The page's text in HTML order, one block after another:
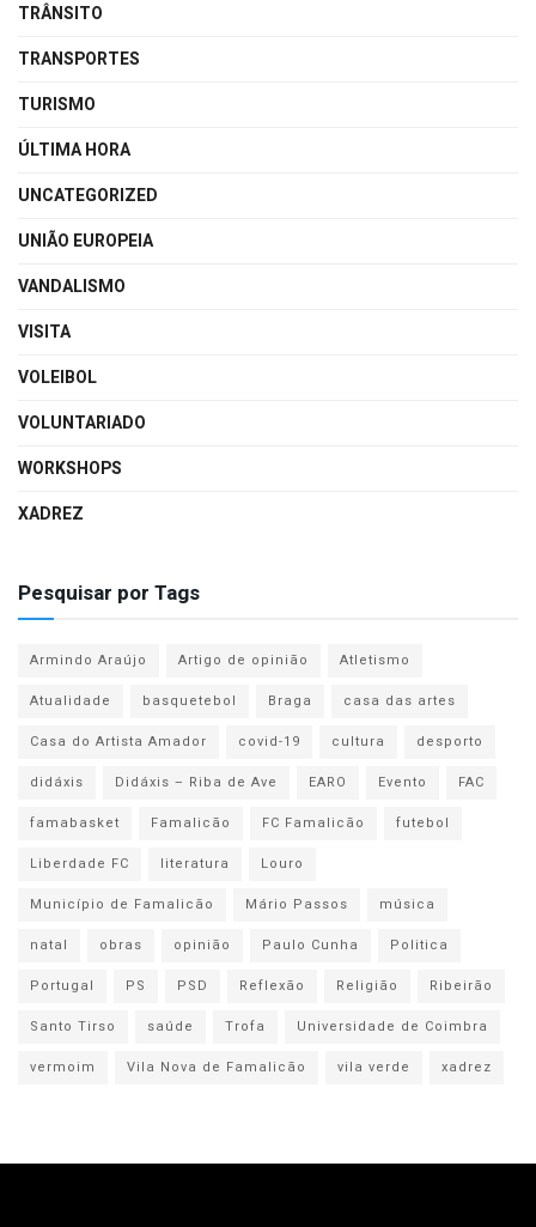
TRÂNSITO
TRANSPORTES
TURISMO
ÚLTIMA HORA
UNCATEGORIZED
UNIÃO EUROPEIA
VANDALISMO
VISITA
VOLEIBOL
VOLUNTARIADO
WORKSHOPS
XADREZ
Pesquisar por Tags
Armindo Araújo Artigo de opinião
Atletismo
Atualidade
basquetebol Braga
casa das artes
Casa do Artista Amador
covid-19 cultura
desporto
didáxis
Didáxis – Riba de Ave EARO Evento
FAC
famabasket
Famalicão FC Famalicão
futebol
Liberdade FC
literatura
Louro
Município de Famalicão
Mário Passos
música
natal
obras opinião Paulo Cunha
Politica
Portugal
PS PSD Reflexão Religião
Ribeirão
Santo Tirso
saúde Trofa
Universidade de Coimbra
vermoim
Vila Nova de Famalicão vila verde xadrez